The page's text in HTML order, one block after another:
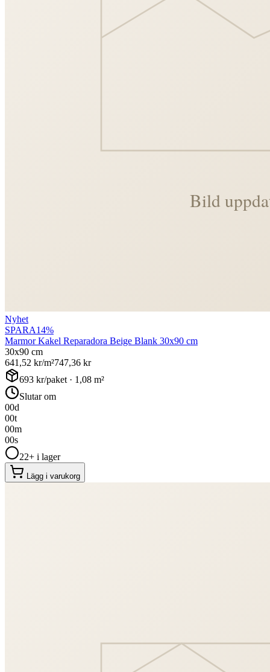
Nyhet
SPARA14%
Marmor Kakel Reparadora Beige Blank 30x90 cm
30x90 cm
641,52 kr/m²747,36 kr
693 kr/paket · 1,08 m²
Slutar om
00d
00t
00m
00s
22+ i lager
Lägg i varukorg